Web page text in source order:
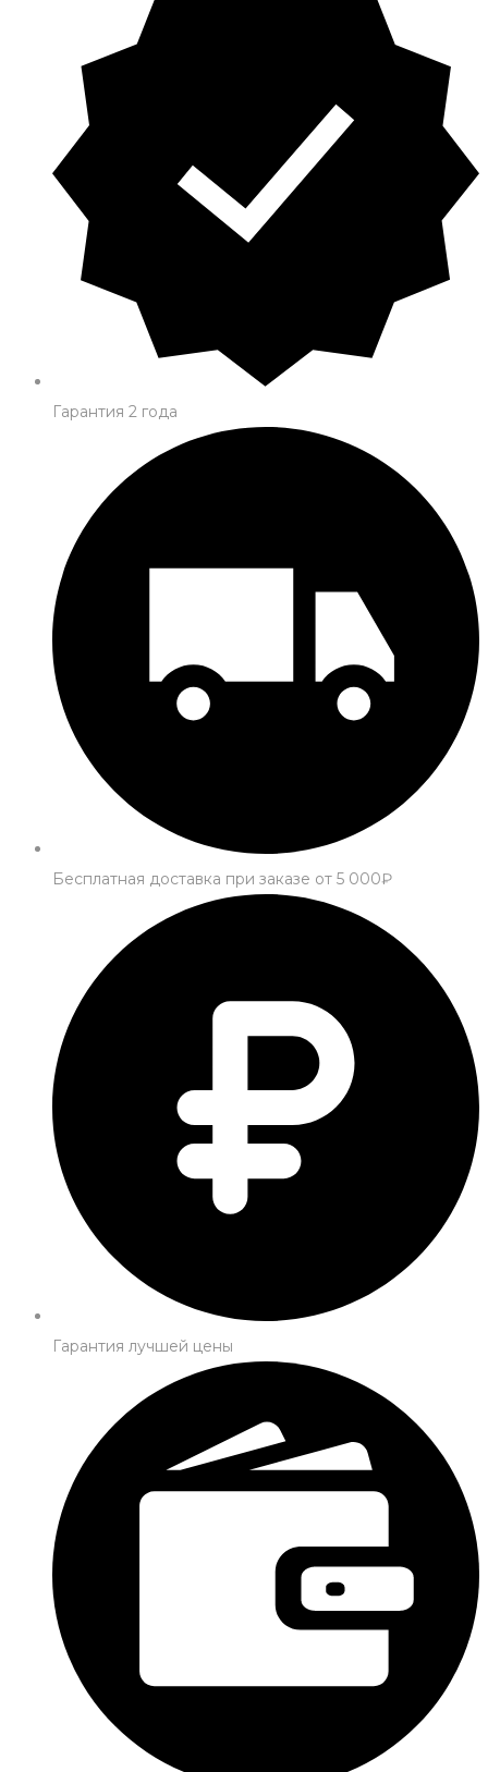
Гарантия 2 года
Бесплатная доставка при заказе от 5 000₽
Гарантия лучшей цены